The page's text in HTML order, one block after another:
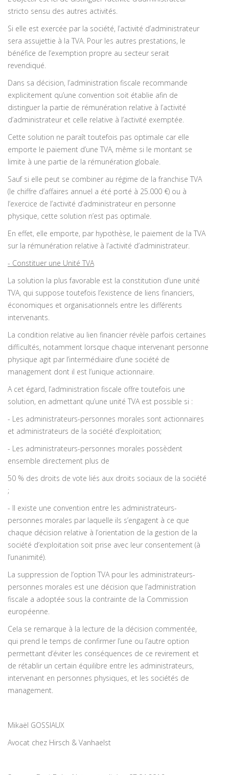
stricto sensu des autres activités.
Si elle est exercée par la société, l’activité d’administrateur
sera assujettie à la TVA. Pour les autres prestations, le
bénéfice de l’exemption propre au secteur serait
revendiqué.
Dans sa décision, l’administration fiscale recommande
explicitement qu’une convention soit établie afin de
distinguer la partie de rémunération relative à l’activité
d’administrateur et celle relative à l’activité exemptée.
Cette solution ne paraît toutefois pas optimale car elle
emporte le paiement d’une TVA, même si le montant se
limite à une partie de la rémunération globale.
Sauf si elle peut se combiner au régime de la franchise TVA
(le chiffre d’affaires annuel a été porté à 25.000 €) ou à
l’exercice de l’activité d’administrateur en personne
physique, cette solution n’est pas optimale.
En effet, elle emporte, par hypothèse, le paiement de la TVA
sur la rémunération relative à l’activité d’administrateur.
- Constituer une Unité TVA
La solution la plus favorable est la constitution d’une unité
TVA, qui suppose toutefois l’existence de liens financiers,
économiques et organisationnels entre les différents
intervenants.
La condition relative au lien financier révèle parfois certaines
difficultés, notamment lorsque chaque intervenant personne
physique agit par l’intermédiaire d’une société de
management dont il est l’unique actionnaire.
A cet égard, l’administration fiscale offre toutefois une
solution, en admettant qu’une unité TVA est possible si :
- Les administrateurs-personnes morales sont actionnaires
et administrateurs de la société d’exploitation;
- Les administrateurs-personnes morales possèdent
ensemble directement plus de
50 % des droits de vote liés aux droits sociaux de la société
;
- Il existe une convention entre les administrateurs-
personnes morales par laquelle ils s’engagent à ce que
chaque décision relative à l’orientation de la gestion de la
société d’exploitation soit prise avec leur consentement (à
l’unanimité).
La suppression de l’option TVA pour les administrateurs-
personnes morales est une décision que l’administration
fiscale a adoptée sous la contrainte de la Commission
européenne.
Cela se remarque à la lecture de la décision commentée,
qui prend le temps de confirmer l’une ou l’autre option
permettant d’éviter les conséquences de ce revirement et
de rétablir un certain équilibre entre les administrateurs,
intervenant en personnes physiques, et les sociétés de
management.
Mikaël GOSSIAUX
Avocat chez Hirsch & Vanhaelst